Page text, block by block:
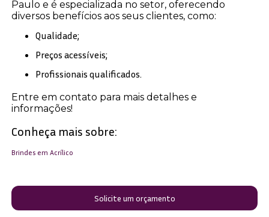
Paulo e é especializada no setor, oferecendo
diversos benefícios aos seus clientes, como:
Qualidade;
Preços acessíveis;
Profissionais qualificados.
Entre em contato para mais detalhes e
informações!
Conheça mais sobre:
Brindes em Acrílico
Solicite um orçamento